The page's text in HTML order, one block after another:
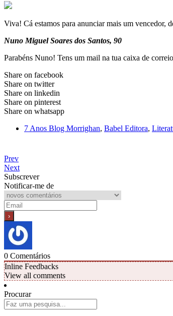
Viva! Cá estamos para anunciar mais um vencedor,
Nuno Miguel Soares dos Santos, 90
Parabéns Nuno! Tens um mail na tua caixa de
Share on facebook
Share on twitter
Share on linkedin
Share on pinterest
Share on whatsapp
7 Anos Blog Morrighan, Babel Editora,
Prev
Next
Subscrever
Notificar-me de
0 Comentários
Inline Feedbacks
View all comments
Procurar